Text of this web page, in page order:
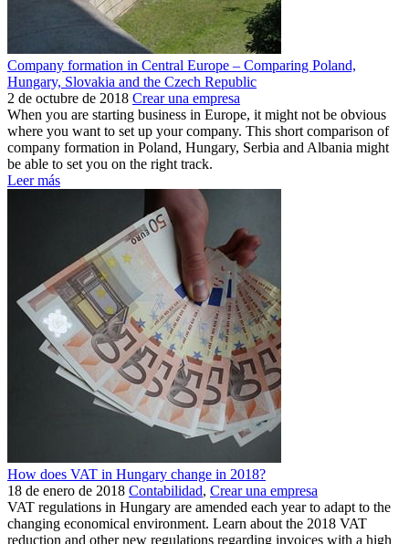
Company formation in Central Europe – Comparing Poland,
Hungary, Slovakia and the Czech Republic
2 de octubre de 2018 Crear una empresa
When you are starting business in Europe, it might not be obvious
where you want to set up your company. This short comparison of
company formation in Poland, Hungary, Serbia and Albania might
be able to set you on the right track.
Leer más
How does VAT in Hungary change in 2018?
18 de enero de 2018 Contabilidad, Crear una empresa
VAT regulations in Hungary are amended each year to adapt to the
changing economical environment. Learn about the 2018 VAT
reduction and other new regulations regarding invoices with a high